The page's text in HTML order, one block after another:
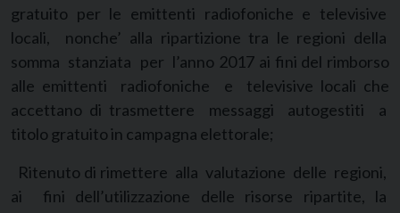
gratuito per le emittenti radiofoniche e televisive
locali, nonche’ alla ripartizione tra le regioni della
somma stanziata per l’anno 2017 ai fini del rimborso
alle emittenti radiofoniche e televisive locali che
accettano di trasmettere messaggi autogestiti a
titolo gratuito in campagna elettorale;
Ritenuto di rimettere alla valutazione delle regioni,
ai fini dell’utilizzazione delle risorse ripartite, la